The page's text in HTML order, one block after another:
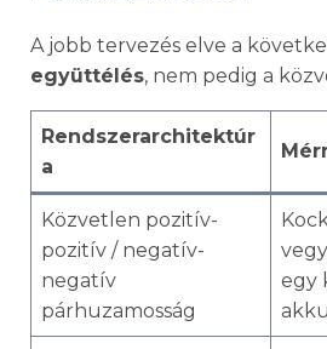
A jobb tervezés elve a
együttélés, nem pedig a
Rendszerarchitektúr
a
Közvetlen pozitív-
pozitív / negatív-
negatív
párhuzamosság
egy